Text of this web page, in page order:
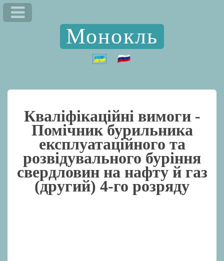
Монокль
Кваліфікаційні вимоги -
Помічник бурильника
експлуатаційного та
розвідувального буріння
свердловин на нафту й газ
(другий) 4-го розряду